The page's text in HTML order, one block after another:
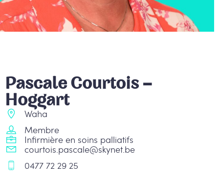
Pascale Courtois –
Hoggart
Waha
Membre
Infirmière en soins palliatifs
courtois.pascale@skynet.be
0477 72 29 25